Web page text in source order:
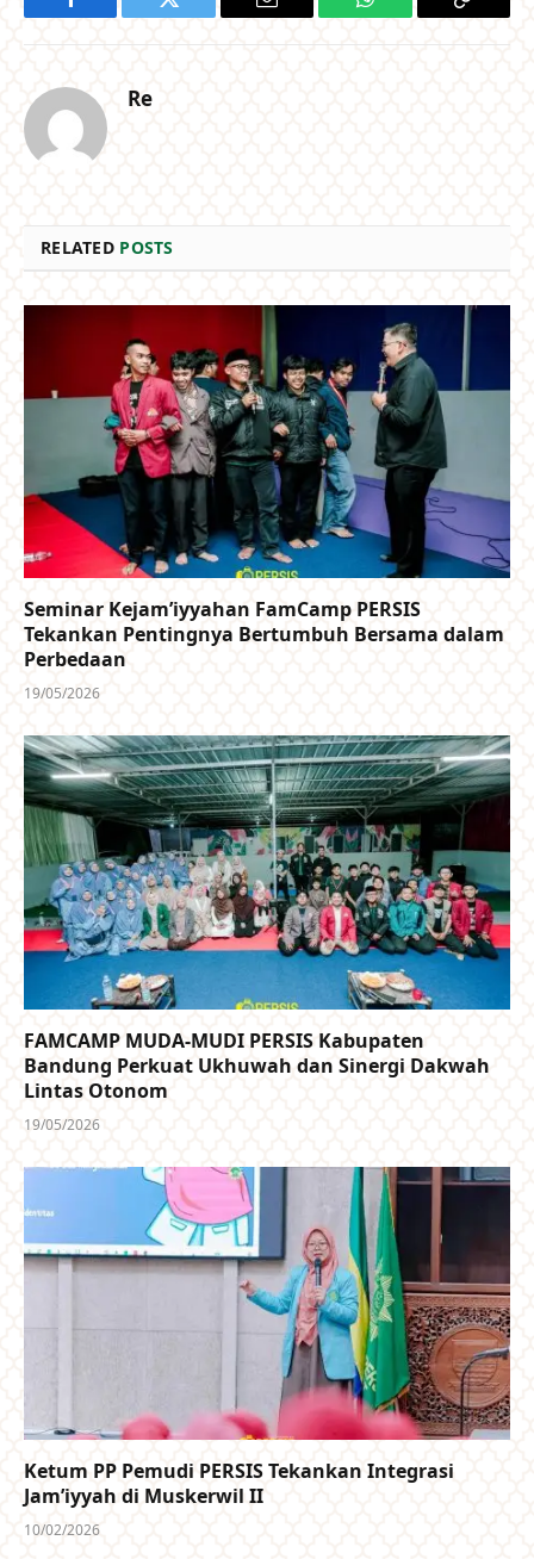
Facebook Twitter Email WhatsApp Copy
Re
RELATED POSTS
Seminar Kejam’iyyahan FamCamp PERSIS
Tekankan Pentingnya Bertumbuh Bersama dalam
Perbedaan
19/05/2026
FAMCAMP MUDA-MUDI PERSIS Kabupaten
Bandung Perkuat Ukhuwah dan Sinergi Dakwah
Lintas Otonom
19/05/2026
Ketum PP Pemudi PERSIS Tekankan Integrasi
Jam’iyyah di Muskerwil II
10/02/2026